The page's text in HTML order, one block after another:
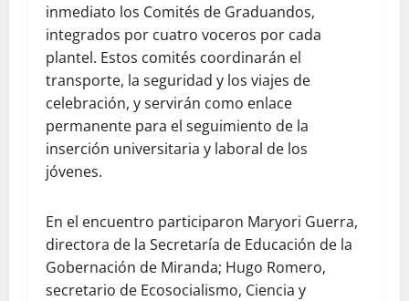
inmediato los Comités de Graduandos,
integrados por cuatro voceros por cada
plantel. Estos comités coordinarán el
transporte, la seguridad y los viajes de
celebración, y servirán como enlace
permanente para el seguimiento de la
inserción universitaria y laboral de los
jóvenes.
En el encuentro participaron Maryori Guerra,
directora de la Secretaría de Educación de la
Gobernación de Miranda; Hugo Romero,
secretario de Ecosocialismo, Ciencia y